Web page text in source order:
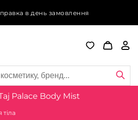
в день замовлення
Palace Body Mist